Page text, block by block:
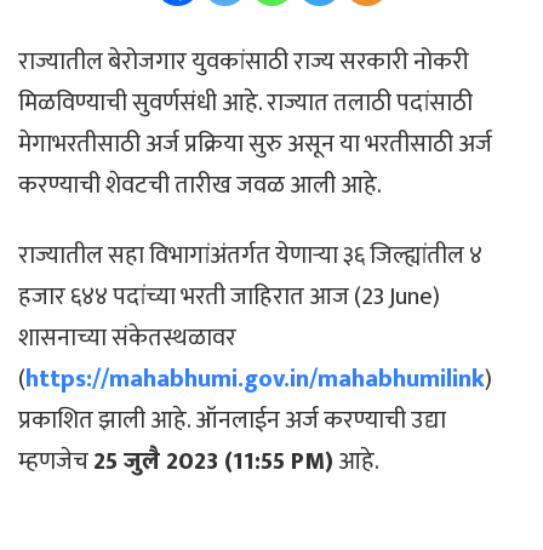
राज्यातील बेरोजगार युवकांसाठी राज्य सरकारी नोकरी
मिळविण्याची सुवर्णसंधी आहे. राज्यात तलाठी पदांसाठी
मेगाभरतीसाठी अर्ज प्रक्रिया सुरु असून या भरतीसाठी अर्ज
करण्याची शेवटची तारीख जवळ आली आहे.
राज्यातील सहा विभागांअंतर्गत येणाऱ्या ३६ जिल्ह्यांतील ४
हजार ६४४ पदांच्या भरती जाहिरात आज (23 June)
शासनाच्या संकेतस्थळावर
(https://mahabhumi.gov.in/mahabhumilink)
प्रकाशित झाली आहे. ऑनलाईन अर्ज करण्याची उद्या
म्हणजेच25 जुलै 2023 (11:55 PM)आहे.